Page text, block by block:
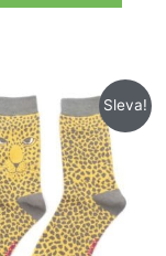
Sleva!
Původní
cena
byla:
195 Kč.
Aktuální
cena
je:
149 Kč.